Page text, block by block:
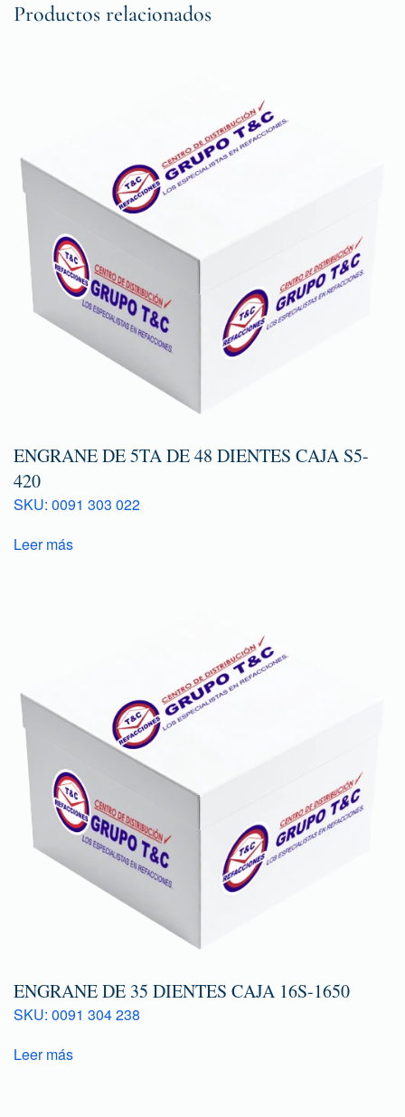
Productos relacionados
ENGRANE DE 5TA DE 48 DIENTES CAJA S5-
420
SKU: 0091 303 022
Leer más
ENGRANE DE 35 DIENTES CAJA 16S-1650
SKU: 0091 304 238
Leer más